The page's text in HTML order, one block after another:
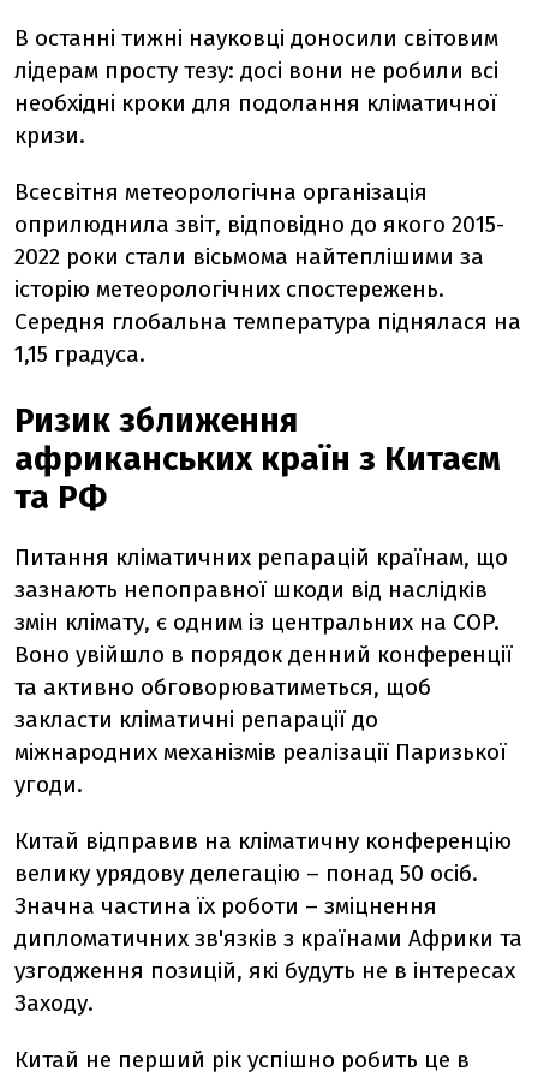
В останні тижні науковці доносили світовим
лідерам просту тезу: досі вони не робили всі
необхідні кроки для подолання кліматичної
кризи.
Всесвітня метеорологічна організація
оприлюднила звіт, відповідно до якого 2015-
2022 роки стали вісьмома найтеплішими за
історію метеорологічних спостережень.
Середня глобальна температура піднялася на
1,15 градуса.
Ризик зближення
африканських країн з Китаєм
та РФ
Питання кліматичних репарацій країнам, що
зазнають непоправної шкоди від наслідків
змін клімату, є одним із центральних на COP.
Воно увійшло в порядок денний конференції
та активно обговорюватиметься, щоб
закласти кліматичні репарації до
міжнародних механізмів реалізації Паризької
угоди.
Китай відправив на кліматичну конференцію
велику урядову делегацію – понад 50 осіб.
Значна частина їх роботи – зміцнення
дипломатичних зв'язків з країнами Африки та
узгодження позицій, які будуть не в інтересах
Заходу.
Китай не перший рік успішно робить це в